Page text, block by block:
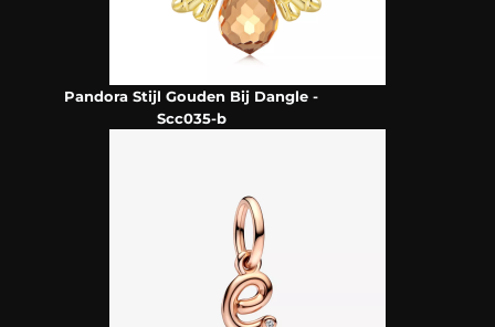
Pandora Stijl Gouden Bij Dangle -
Scc035-b